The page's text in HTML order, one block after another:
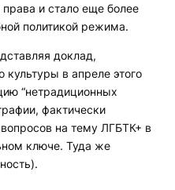
и стало еще более
политикой режима.
доклад,
культуры в апреле этого
“нетрадиционных
фактически
на тему ЛГБТК+ в
ключе. Туда же